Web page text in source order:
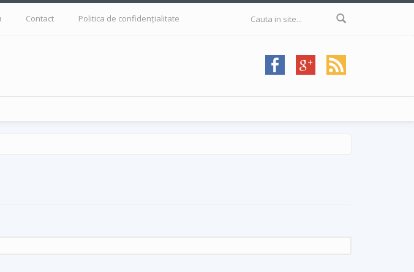
Contact Politica de confidențialitate
Formular de